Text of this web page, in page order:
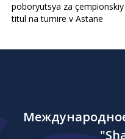
poboryutsya za çempionskiy
titul na turnire v Astane